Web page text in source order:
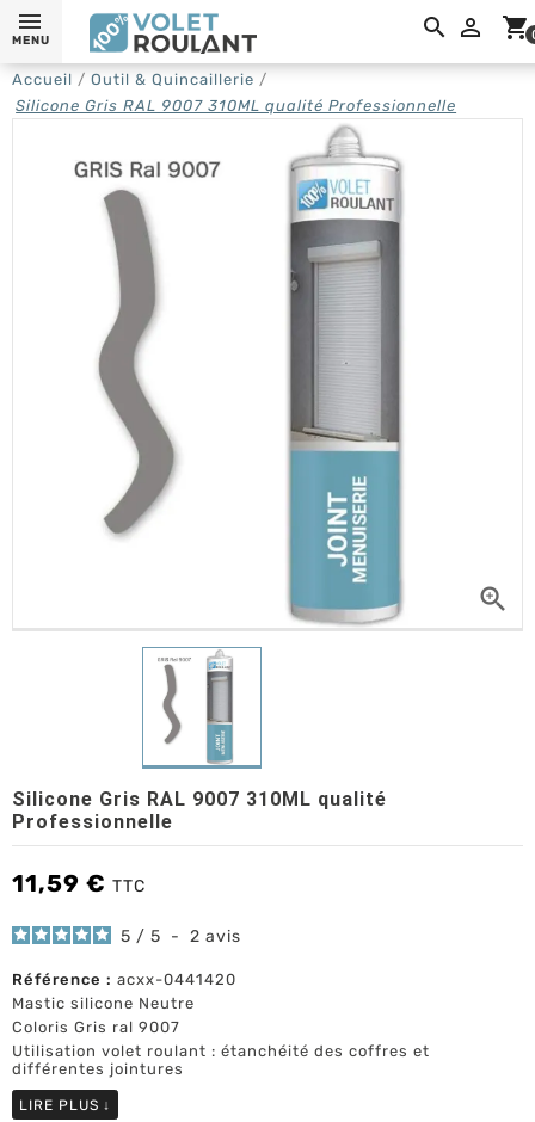
 shopping_cart
MENU
Accueil
Outil & Quincaillerie
Silicone Gris RAL 9007 310ML qualité Professionnelle

Silicone Gris RAL 9007 310ML qualité
Professionnelle
11,59 € TTC
5 / 5 - 2 avis
Référence : acxx-0441420
Mastic silicone Neutre
Coloris Gris ral 9007
Utilisation volet roulant : étanchéité des coffres et
différentes jointures
LIRE PLUS ↓